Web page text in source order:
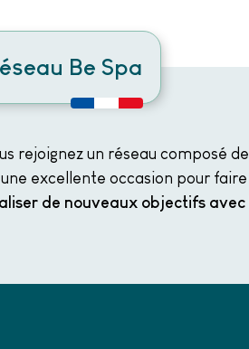
Be Spa
rejoignez un réseau composé
une excellente occasion pour
de nouveaux objectifs avec